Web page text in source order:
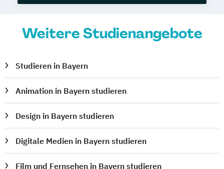
Weitere Studienangebote
Studieren in Bayern
Animation in Bayern studieren
Design in Bayern studieren
Digitale Medien in Bayern studieren
Film und Fernsehen in Bayern studieren